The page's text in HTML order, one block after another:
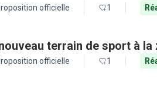
officielle 1
terrain de sport à
officielle 1